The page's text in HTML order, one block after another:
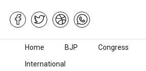
Skip to content
Home BJP Congress
International